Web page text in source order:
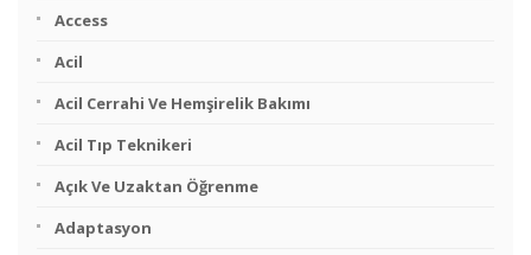
Access
Acil
Acil Cerrahi Ve Hemşirelik Bakımı
Acil Tıp Teknikeri
Açık Ve Uzaktan Öğrenme
Adaptasyon